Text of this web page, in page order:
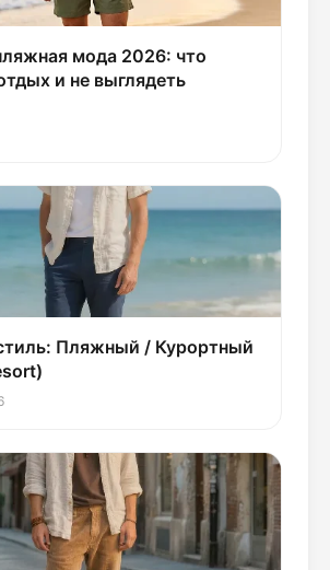
мода 2026: что
и не выглядеть
Пляжный / Курортный